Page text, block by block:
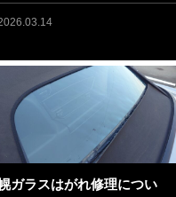
ガラスはがれ修理につい